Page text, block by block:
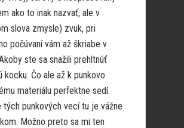
ako to inak nazvať, ale v
slova zmysle) zvuk, pri
počúvaní vám až škriabe v
ste sa snažili prehltnúť
kocku. Čo ale až k punkovo
materiálu perfektne sedí.
tých punkových vecí tu je vážne
Možno preto sa mi ten